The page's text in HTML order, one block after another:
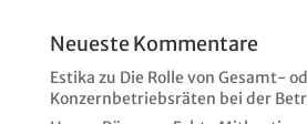
Neueste Kommentare
Estika zu Die Rolle von Gesamt-
Konzernbetriebsräten bei der